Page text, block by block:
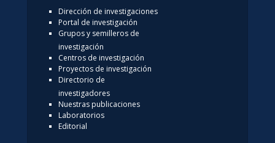
Dirección de investigaciones
Portal de investigación
Grupos y semilleros de
investigación
Centros de investigación
Proyectos de investigación
Directorio de
investigadores
Nuestras publicaciones
Laboratorios
Editorial